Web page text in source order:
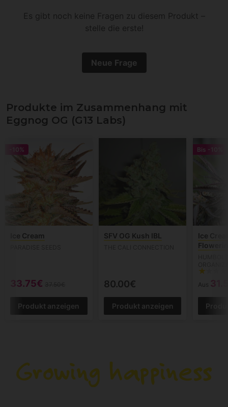
Es gibt noch keine Fragen zu diesem Produkt –
stelle die erste!
Neue Frage
Produkte im Zusammenhang mit
Eggnog OG (G13 Labs)
-10%
Ice Cream
33.75€
Produkt anzeigen
SFV OG Kush IBL
80.00€
Produkt anzeigen
Bis -10%
Ice
Aus